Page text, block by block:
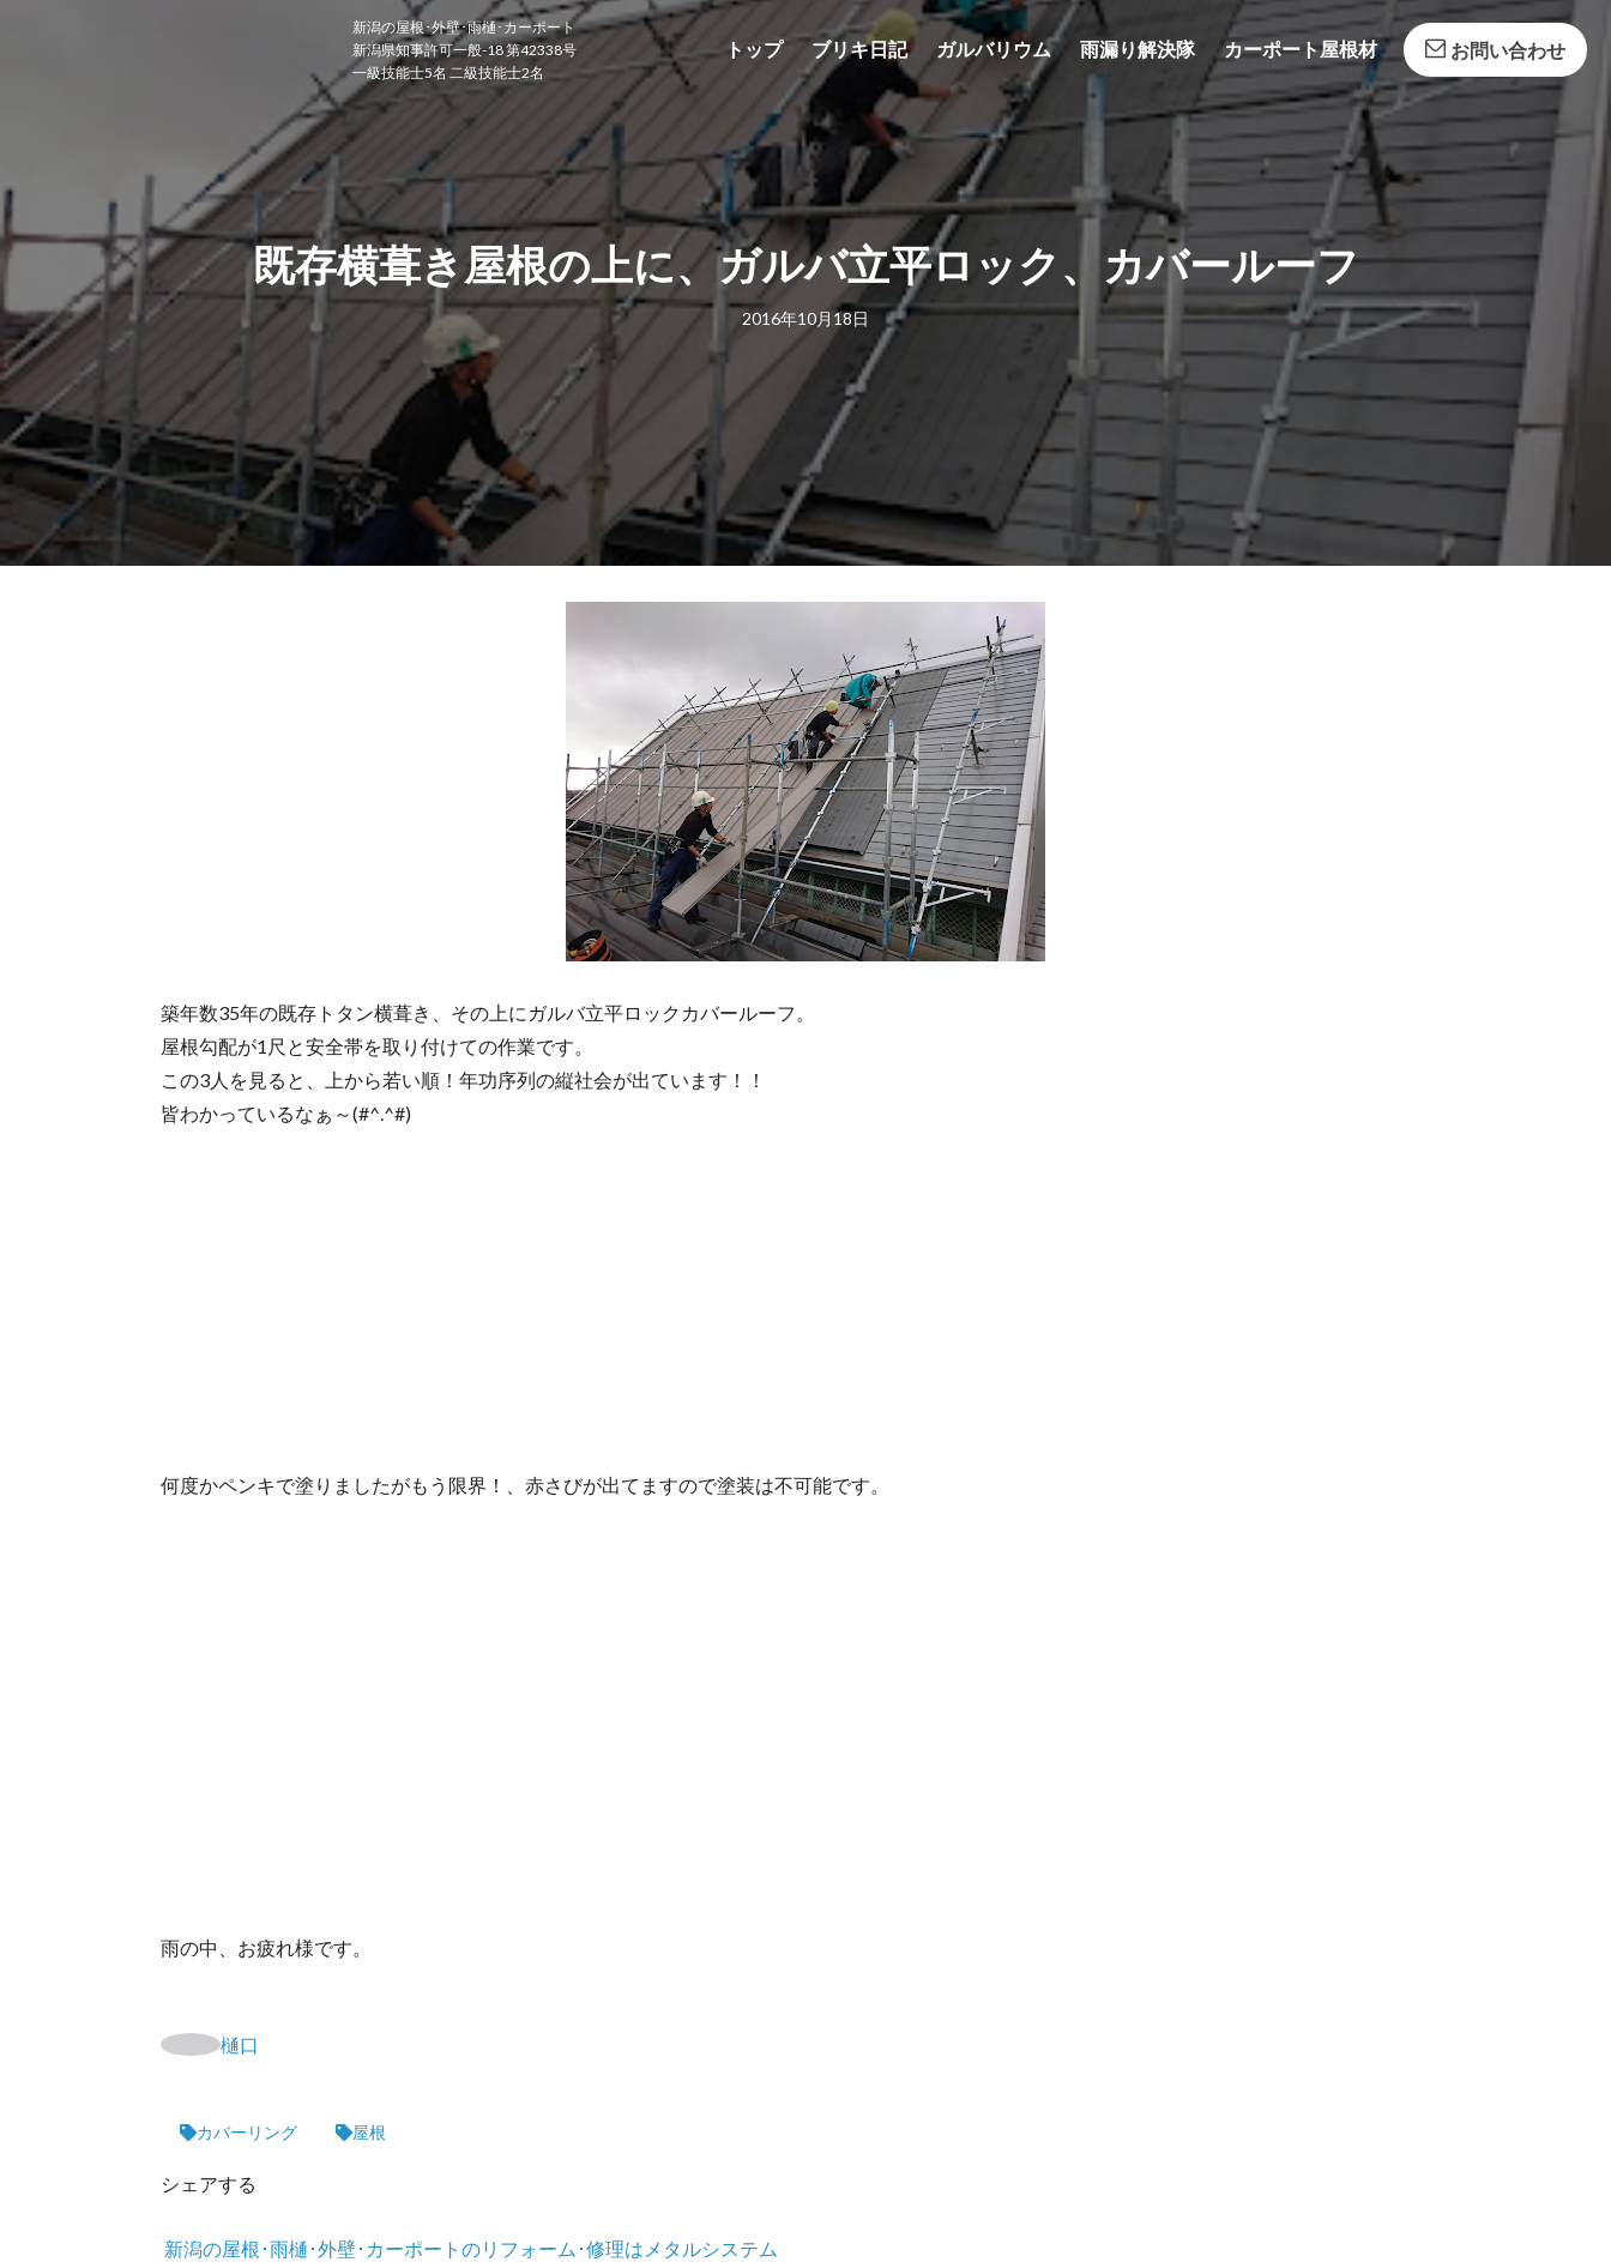
新潟の屋根･外壁･雨樋･カーポート
新潟県知事許可一般-18 第42338号
一級技能士5名 二級技能士2名
トップ ブリキ日記 ガルバリウム 雨漏り解決隊 カーポート屋根材 お問い合わせ
既存横葺き屋根の上に、ガルバ立平ロック、カバールーフ
2016年10月18日
築年数35年の既存トタン横葺き、その上にガルバ立平ロックカバールーフ。
屋根勾配が1尺と安全帯を取り付けての作業です。
この3人を見ると、上から若い順！年功序列の縦社会が出ています！！
皆わかっているなぁ～(#^.^#)
何度かペンキで塗りましたがもう限界！、赤さびが出てますので塗装は不可能です。
雨の中、お疲れ様です。
樋口
カバーリング 屋根
シェアする
新潟の屋根･雨樋･外壁･カーポートのリフォーム･修理はメタルシステム